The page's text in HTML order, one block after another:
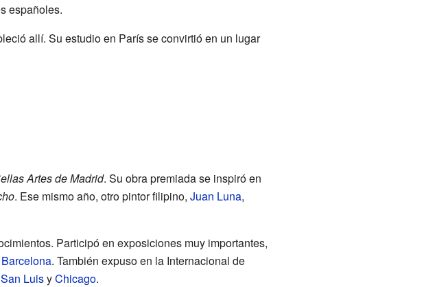
españoles.
allí. Su estudio en París se convirtió en un lugar
Artes de Madrid. Su obra premiada se inspiró en
. Ese mismo año, otro pintor filipino, Juan Luna,
Participó en exposiciones muy importantes,
Barcelona. También expuso en la Internacional de
San LuisyChicago.